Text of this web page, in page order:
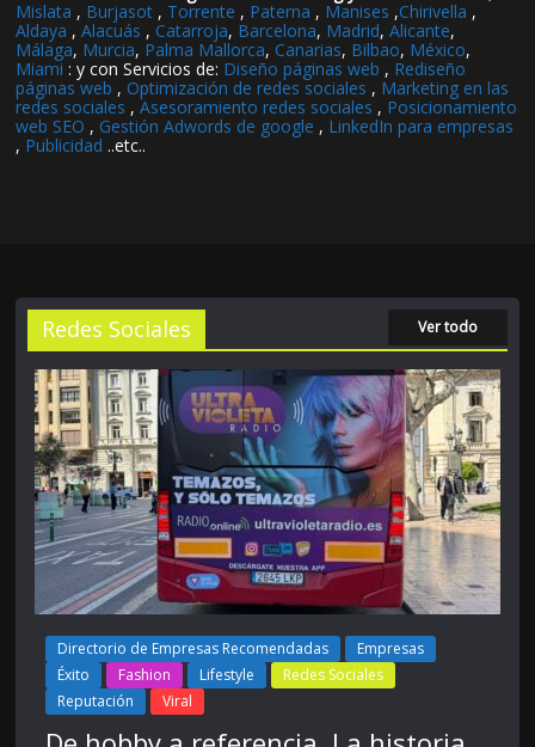
Mislata , Burjasot , Torrente , Paterna , Manises ,Chirivella ,
Aldaya ,Alacuás , Catarroja, Barcelona, Madrid,Alicante,
Málaga, Murcia, Palma Mallorca, Canarias, Bilbao, México,
Miami : y con Servicios de: Diseño páginas web , Rediseño
páginas web , Optimización de redes sociales , Marketing en las
redes sociales ,Asesoramiento redes sociales , Posicionamiento
web SEO , Gestión Adwords de google , LinkedIn para empresas
, Publicidad ..etc..
Redes Sociales Ver todo
Directorio de Empresas Recomendadas
Empresas
Éxito
Fashion Lifestyle
Redes Sociales
Reputación
Viral